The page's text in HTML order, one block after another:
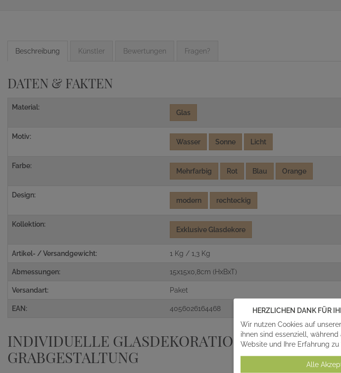
Beschreibung Künstler Bewertungen Fragen?
DATEN & FAKTEN
Material:
Glas
Motiv:
Wasser Sonne Licht
Farbe:
Mehrfarbig Rot Blau Orange
Design:
modern rechteckig
Kollektion:
Exklusive Glasdekore
Artikel- / Versandgewicht: 1 Kg / 1,3 Kg
Abmessungen: 15x15x0,8cm (HxBxT)
Versandart: Paket
EAN: 4056026164468
INDIVIDUELLE GLASDEKORATION FÜR DIE
GRABGESTALTUNG
HERZLICHEN DANK FÜR
Wir nutzen Cookies auf
ihnen sind essenziell,
Website und Ihre Erfahrung zu
Alle